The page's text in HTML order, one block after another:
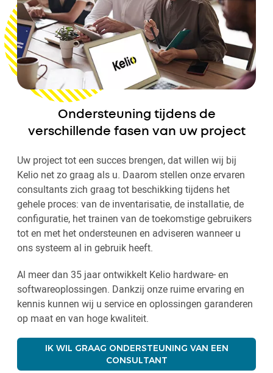
Ondersteuning tijdens de
verschillende fasen van uw project
Uw project tot een succes brengen, dat willen wij bij
Kelio net zo graag als u. Daarom stellen onze ervaren
consultants zich graag tot beschikking tijdens het
gehele proces: van de inventarisatie, de installatie, de
configuratie, het trainen van de toekomstige gebruikers
tot en met het ondersteunen en adviseren wanneer u
ons systeem al in gebruik heeft.
Al meer dan 35 jaar ontwikkelt Kelio hardware- en
softwareoplossingen. Dankzij onze ruime ervaring en
kennis kunnen wij u service en oplossingen garanderen
op maat en van hoge kwaliteit.
IK WIL GRAAG ONDERSTEUNING VAN EEN
CONSULTANT